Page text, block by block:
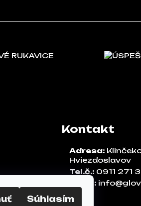
Súhlasím
RUKAVICE
Kontakt
Adresa:
Hviezdoslavov
Tel.č.: 0911 271
Email: